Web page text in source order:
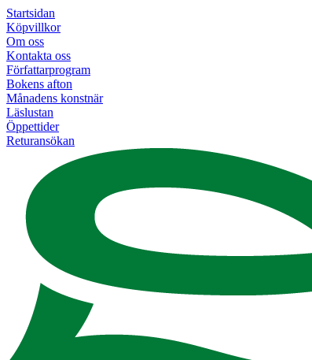
Startsidan
Köpvillkor
Om oss
Kontakta oss
Författarprogram
Bokens afton
Månadens konstnär
Läslustan
Öppettider
Returansökan